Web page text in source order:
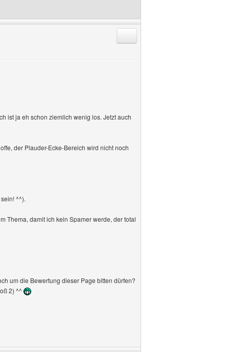
ist ja eh schon ziemlich wenig los. Jetzt auch
der Plauder-Ecke-Bereich wird nicht noch
^^).
Thema, damit ich kein Spamer werde, der total
um die Bewertung dieser Page bitten dürfen?
2) ^^